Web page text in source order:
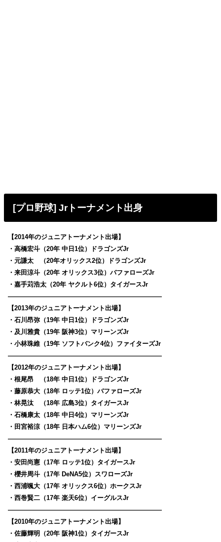
[プロ野球] Jrトーナメント出身
【2014年のジュニアトーナメント出場】
・高橋宏斗（20年 中日1位）ドラゴンズJr
・元謙太 （20年オリックス2位）ドラゴンズJr
・来田涼斗（20年 オリックス3位）バファローズJr
・嘉手苅浩太（20年 ヤクルト6位）タイガースJr
————————————————————————
【2013年のジュニアトーナメント出場】
・石川昂弥（19年 中日1位）ドラゴンズJr
・及川雅貴（19年 阪神3位）マリーンズJr
・小林珠維（19年 ソフトバンク4位）ファイターズJr
————————————————————————
【2012年のジュニアトーナメント出場】
・根尾昂 （18年 中日1位）ドラゴンズJr
・藤原恭大（18年 ロッテ1位）バファローズJr
・林晃汰 （18年 広島3位）タイガースJr
・石橋康太（18年 中日4位）マリーンズJr
・田宮裕涼（18年 日本ハム6位）マリーンズJr
————————————————————————
【2011年のジュニアトーナメント出場】
・安田尚憲（17年 ロッテ1位）タイガースJr
・櫻井周斗（17年 DeNA5位）スワローズJr
・西浦颯大（17年 オリックス6位）ホークスJr
・西巻賢二（17年 楽天6位）イーグルスJr
————————————————————————
【2010年のジュニアトーナメント出場】
・佐藤輝明（20年 阪神1位）タイガースJr